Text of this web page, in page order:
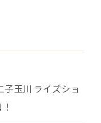
玉川ライズショ